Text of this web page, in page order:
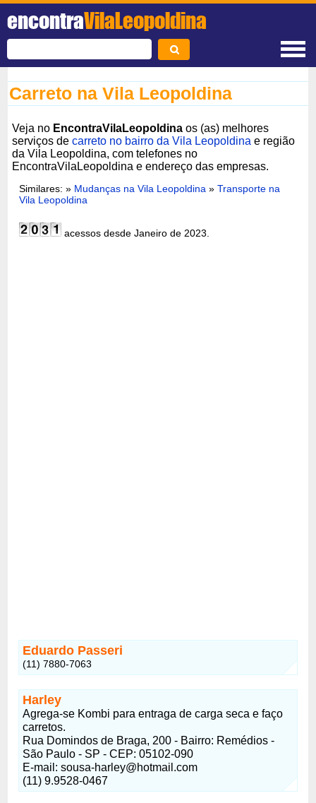
encontraVilaLeopoldina
Carreto na Vila Leopoldina
Veja no EncontraVilaLeopoldina os (as) melhores
serviços de carreto no bairro da Vila Leopoldina e região
da Vila Leopoldina, com telefones no
EncontraVilaLeopoldina e endereço das empresas.
Similares: » Mudanças na Vila Leopoldina »Transporte na
Vila Leopoldina
acessos desde Janeiro de 2023.
Eduardo Passeri
(11) 7880-7063
Harley
Agrega-se Kombi para entraga de carga seca e faço
carretos.
Rua Domindos de Braga, 200 - Bairro: Remédios -
São Paulo - SP - CEP: 05102-090
E-mail: sousa-harley@hotmail.com
(11) 9.9528-0467